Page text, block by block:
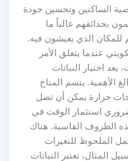
الساكنين وتحسين جودة
بحدائقهم غالباً ما
الذي يعيشون فيه.
عندما يتعلق الأمر
اختيار النباتات
الأهمية. يتسم المناخ
حرارة يمكن أن تصل
الضروري استثمار الوقت في
الظروف القاسية. هناك
الملحوظ للتغيرات
المثال، تعتبر النباتات